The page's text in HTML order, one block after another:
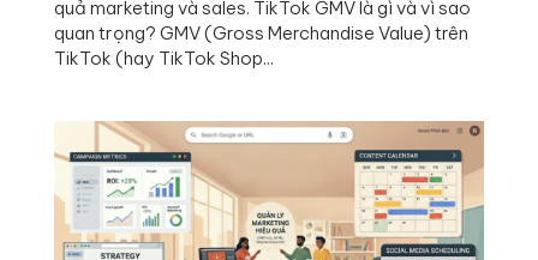
quả marketing và sales. TikTok GMV là gì và vì sao
quan trọng? GMV (Gross Merchandise Value) trên
TikTok (hay TikTok Shop...